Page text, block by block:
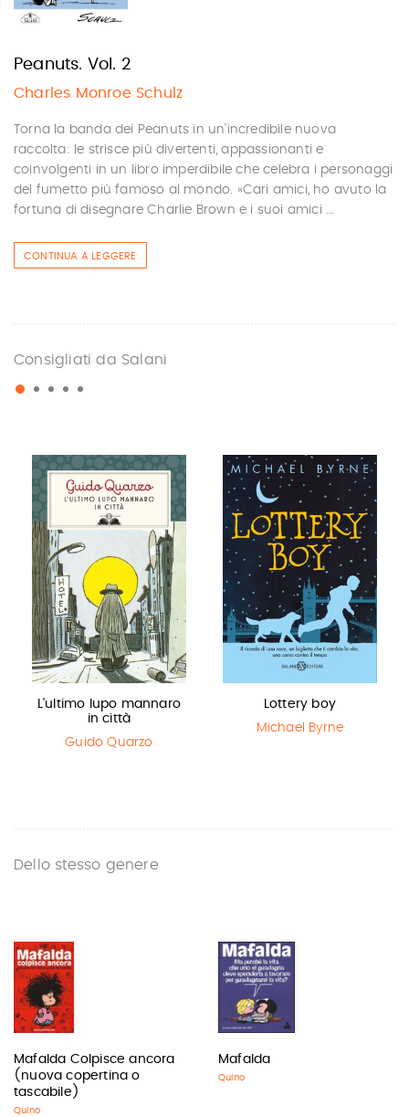
Peanuts. Vol. 2
Charles Monroe Schulz
Torna la banda dei Peanuts in un'incredibile nuova
raccolta: le strisce più divertenti, appassionanti e
coinvolgenti in un libro imperdibile che celebra i personaggi
del fumetto più famoso al mondo. «Cari amici, ho avuto la
fortuna di disegnare Charlie Brown e i suoi amici ...
CONTINUA A LEGGERE
Consigliati da Salani
L'ultimo lupo mannaro
in città
Guido Quarzo
Lottery boy
Michael Byrne
Dello stesso genere
Mafalda Colpisce ancora
(nuova copertina o
tascabile)
Quino
Mafalda
Quino